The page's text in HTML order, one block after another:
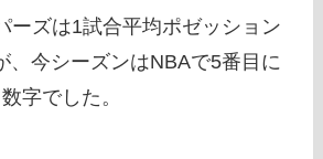
ーズは1試合平均ポゼッション
、今シーズンはNBAで5番目に
字でした。